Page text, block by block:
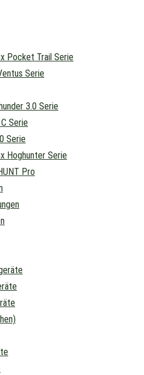
Pocket Trail Serie
Serie
3.0 Serie
Serie
Serie
Hoghunter Serie
Pro